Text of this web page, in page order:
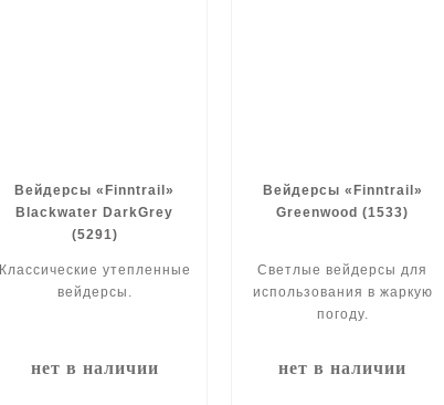
Вейдерсы «Finntrail»
Blackwater DarkGrey
(5291)
Классические утепленные
вейдерсы.
нет в наличии
Вейдерсы «Finntrail»
Greenwood (1533)
Cветлые вейдерсы для
использования в жаркую
погоду.
нет в наличии